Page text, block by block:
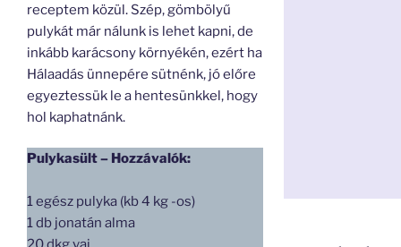
receptem közül. Szép, gömbölyű
pulykát már nálunk is lehet kapni, de
inkább karácsony környékén, ezért ha
Hálaadás ünnepére sütnénk, jó előre
egyeztessük le a hentesünkkel, hogy
hol kaphatnánk.
Pulykasült – Hozzávalók:
1 egész pulyka (kb 4 kg -os)
1 db jonatán alma